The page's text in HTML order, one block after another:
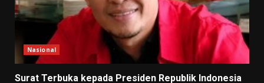
Nasional
Surat Terbuka kepada Presiden Republik Indonesia